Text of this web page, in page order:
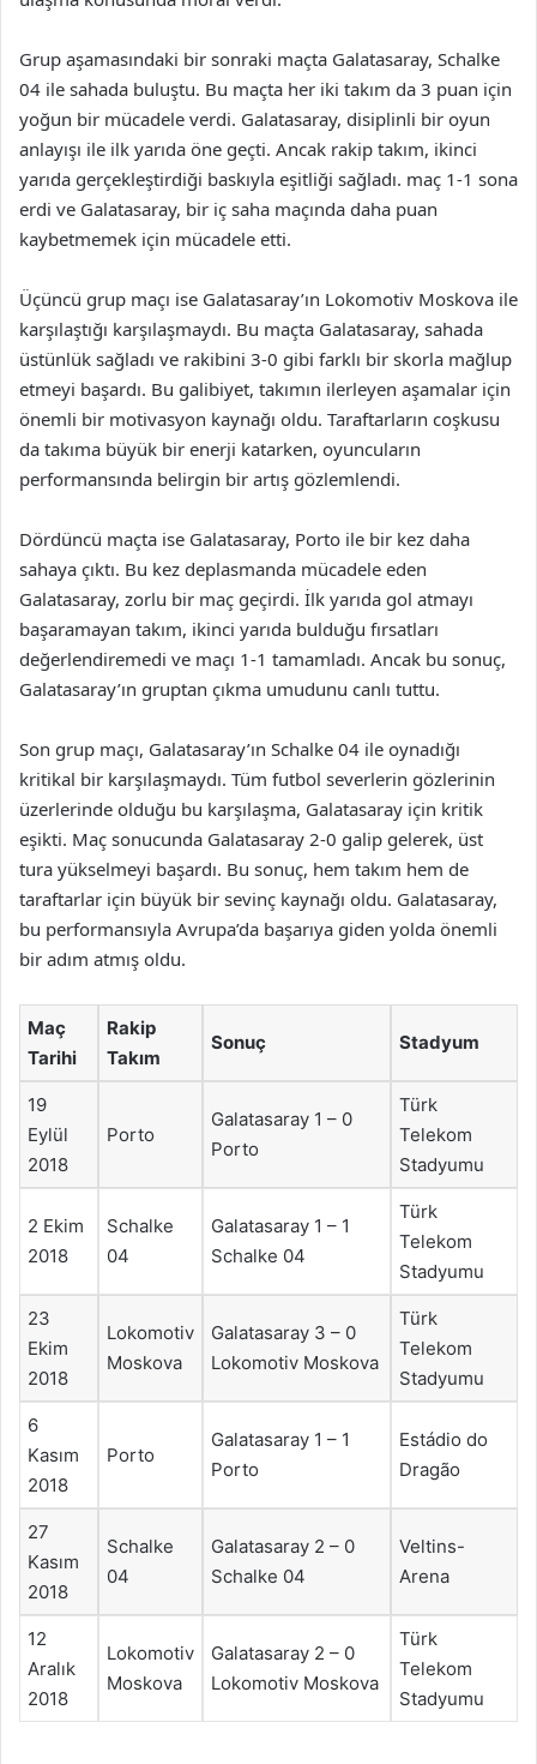
Grup aşamasındaki bir sonraki maçta Galatasaray, Schalke
04 ile sahada buluştu. Bu maçta her iki takım da 3 puan için
yoğun bir mücadele verdi. Galatasaray, disiplinli bir oyun
anlayışı ile ilk yarıda öne geçti. Ancak rakip takım, ikinci
yarıda gerçekleştirdiği baskıyla eşitliği sağladı. maç 1-1 sona
erdi ve Galatasaray, bir iç saha maçında daha puan
kaybetmemek için mücadele etti.
Üçüncü grup maçı ise Galatasaray’ın Lokomotiv Moskova ile
karşılaştığı karşılaşmaydı. Bu maçta Galatasaray, sahada
üstünlük sağladı ve rakibini 3-0 gibi farklı bir skorla mağlup
etmeyi başardı. Bu galibiyet, takımın ilerleyen aşamalar için
önemli bir motivasyon kaynağı oldu. Taraftarların coşkusu
da takıma büyük bir enerji katarken, oyuncuların
performansında belirgin bir artış gözlemlendi.
Dördüncü maçta ise Galatasaray, Porto ile bir kez daha
sahaya çıktı. Bu kez deplasmanda mücadele eden
Galatasaray, zorlu bir maç geçirdi. İlk yarıda gol atmayı
başaramayan takım, ikinci yarıda bulduğu fırsatları
değerlendiremedi ve maçı 1-1 tamamladı. Ancak bu sonuç,
Galatasaray’ın gruptan çıkma umudunu canlı tuttu.
Son grup maçı, Galatasaray’ın Schalke 04 ile oynadığı
kritikal bir karşılaşmaydı. Tüm futbol severlerin gözlerinin
üzerlerinde olduğu bu karşılaşma, Galatasaray için kritik
eşikti. Maç sonucunda Galatasaray 2-0 galip gelerek, üst
tura yükselmeyi başardı. Bu sonuç, hem takım hem de
taraftarlar için büyük bir sevinç kaynağı oldu. Galatasaray,
bu performansıyla Avrupa’da başarıya giden yolda önemli
bir adım atmış oldu.
Maç
Tarihi
Rakip
Takım
Sonuç Stadyum
19
Eylül
2018
Porto
Galatasaray 1 – 0
Porto
Türk
Telekom
Stadyumu
2 Ekim
2018
Schalke
04
Galatasaray 1 – 1
Schalke 04
Türk
Telekom
Stadyumu
23
Ekim
2018
Lokomotiv
Moskova
Galatasaray 3 – 0
Lokomotiv Moskova
Türk
Telekom
Stadyumu
6
Kasım
2018
Porto
Galatasaray 1 – 1
Porto
Estádio do
Dragão
27
Kasım
2018
Schalke
04
Galatasaray 2 – 0
Schalke 04
Veltins-
Arena
12
Aralık
2018
Lokomotiv
Moskova
Galatasaray 2 – 0
Lokomotiv Moskova
Türk
Telekom
Stadyumu